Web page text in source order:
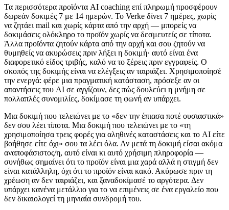
Τα περισσότερα προϊόντα AI coaching επί πληρωμή προσφέρουν
δωρεάν δοκιμές 7 με 14 ημερών. Το Verke δίνει 7 ημέρες, χωρίς
να ζητάει mail και χωρίς κάρτα από την αρχή — μπορείς να
δοκιμάσεις ολόκληρο το προϊόν χωρίς να δεσμευτείς σε τίποτα.
Άλλα προϊόντα ζητούν κάρτα από την αρχή και σου ζητούν να
θυμηθείς να ακυρώσεις πριν λήξει η δοκιμή· αυτό είναι ένα
διαφορετικό είδος τριβής, καλό να το ξέρεις πριν εγγραφείς. Ο
σκοπός της δοκιμής είναι να ελέγξεις αν ταιριάζει. Χρησιμοποίησέ
την ενεργά: φέρε μια πραγματική κατάσταση, πρόσεξε αν οι
απαντήσεις του AI σε αγγίζουν, δες πώς δουλεύει η μνήμη σε
πολλαπλές συνομιλίες, δοκίμασε τη φωνή αν υπάρχει.
Μια δοκιμή που τελειώνει με το «δεν την έπιασα ποτέ ουσιαστικά»
δεν σου λέει τίποτα. Μια δοκιμή που τελειώνει με το «τη
χρησιμοποίησα τρεις φορές για αληθινές καταστάσεις και το AI είτε
βοήθησε είτε όχι» σου τα λέει όλα. Αν μετά τη δοκιμή είσαι ακόμα
αναποφάσιστος/η, αυτό είναι κι αυτό χρήσιμη πληροφορία —
συνήθως σημαίνει ότι το προϊόν είναι μια χαρά αλλά η στιγμή δεν
είναι κατάλληλη, όχι ότι το προϊόν είναι κακό. Ακύρωσε πριν τη
χρέωση αν δεν ταιριάζει, και ξαναδοκίμασέ το αργότερα. Δεν
υπάρχει κανένα μετάλλιο για το να επιμένεις σε ένα εργαλείο που
δεν δικαιολογεί τη μηνιαία συνδρομή του.